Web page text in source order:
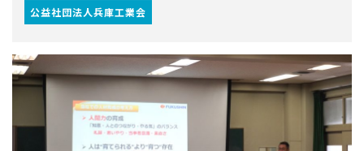
令和７年度 兵庫県教育研究会工業部会「未来を
担う学びの会」での講話の実施（2025年8月9